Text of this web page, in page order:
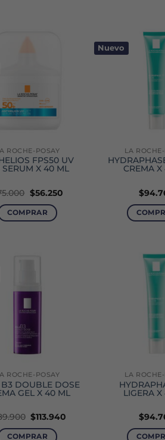
ROCHE-POSAY
FPS50 UV
SERUM X 40 ML
El
precio
original
era:
$56.250El
COMPRAR
Nuevo
LA
CREMA
$
ROCHE-POSAY
B3 DOUBLE DOSE
GEL X 40 ML
El
original
$113.940
COMPRAR
LA
LIGERA
$